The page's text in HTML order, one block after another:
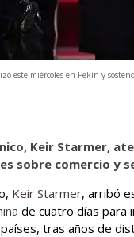
este miércoles en Pekín y
Keir Starmer,
sobre comercio y
Keir Starmer, arribó
de cuatro días para
tras años de